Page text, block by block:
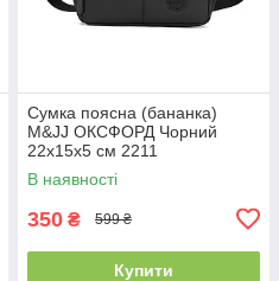
Сумка поясна (бананка)
M&JJ ОКСФОРД Чорний
22х15х5 см 2211
В наявності
350 ₴ 599 ₴
Купити